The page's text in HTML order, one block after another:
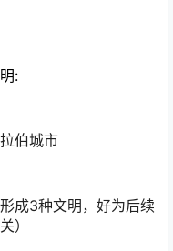
:
伯城市
成3种文明，好为后续
）